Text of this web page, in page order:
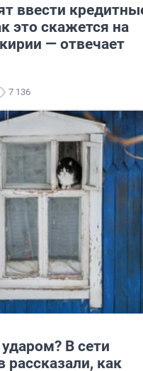
ввести
это скажется на
— отвечает
7 136
В сети
рассказали, как